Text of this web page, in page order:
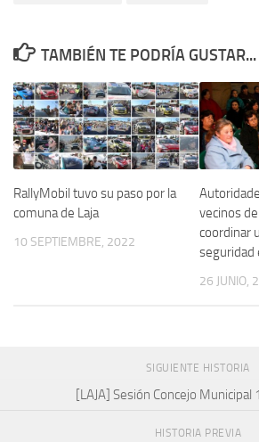
TAMBIÉN TE PODRÍA GUSTAR...
RallyMobil tuvo su paso por la
comuna de Laja
10 SEPTIEMBRE, 2022
vecinos
coordinar
seguridad
26 JUNIO,
SIGUIENTE HISTORIA
[LAJA] Sesión Concejo
HISTORIA PREVIA